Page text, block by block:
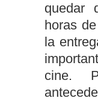
quedar
horas
la
cine.